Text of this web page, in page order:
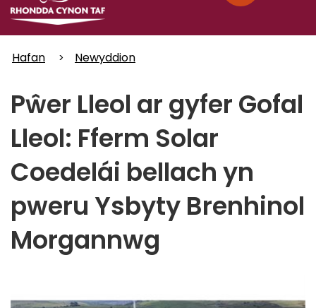
Hafan Newyddion
Pŵer Lleol ar gyfer Gofal
Lleol: Fferm Solar
Coedelái bellach yn
pweru Ysbyty Brenhinol
Morgannwg